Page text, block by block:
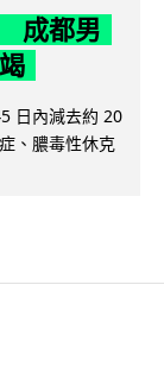
成都男
日內減去約 20
、膿毒性休克